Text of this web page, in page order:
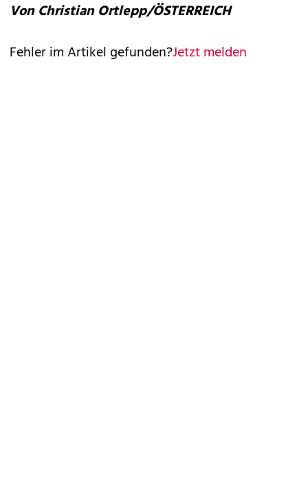
Von Christian Ortlepp/ÖSTERREICH
Fehler im Artikel gefunden?Jetzt melden